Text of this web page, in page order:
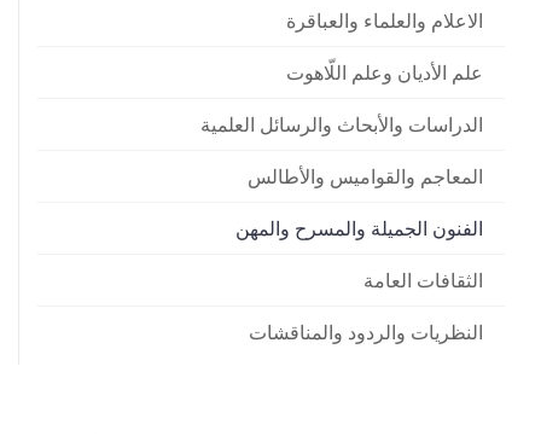
الاعلام والعلماء والعباقرة
علم الأديان وعلم اللّاهوت
الدراسات والأبحاث والرسائل العلمية
المعاجم والقواميس والأطالس
الفنون الجميلة والمسرح والمهن
الثقافات العامة
النظريات والردود والمناقشات